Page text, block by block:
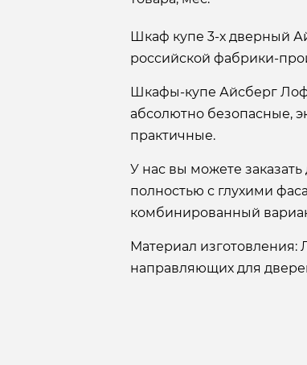
Шкаф купе 3-х дверный
российской фабрики-
Шкафы-купе Айсберг
абсолютно безопасные,
практичные.
У нас вы можете
полностью с глухими
комбинированный
Материал
направляющих для